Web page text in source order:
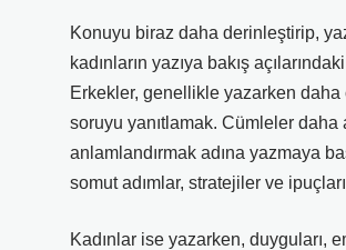
Konuyu biraz daha derinleştirip,
kadınların yazıya bakış
Erkekler, genellikle yazarken daha
soruyu yanıtlamak. Cümleler
anlamlandırmak adına yazmaya
somut adımlar, stratejiler ve
Kadınlar ise yazarken, duyguları,